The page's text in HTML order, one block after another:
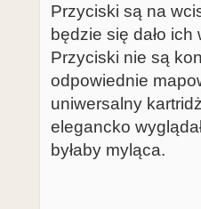
Przyciski są na
będzie się dało
Przyciski nie są
odpowiednie
uniwersalny
elegancko
byłaby myląca.